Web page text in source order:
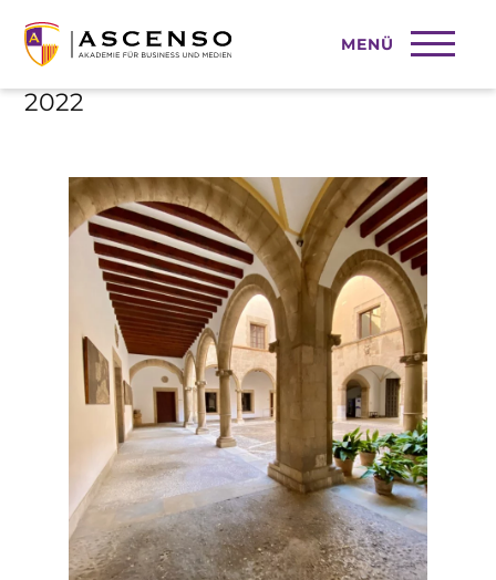
MENÜ
Studienstart im Sommersemester
2022